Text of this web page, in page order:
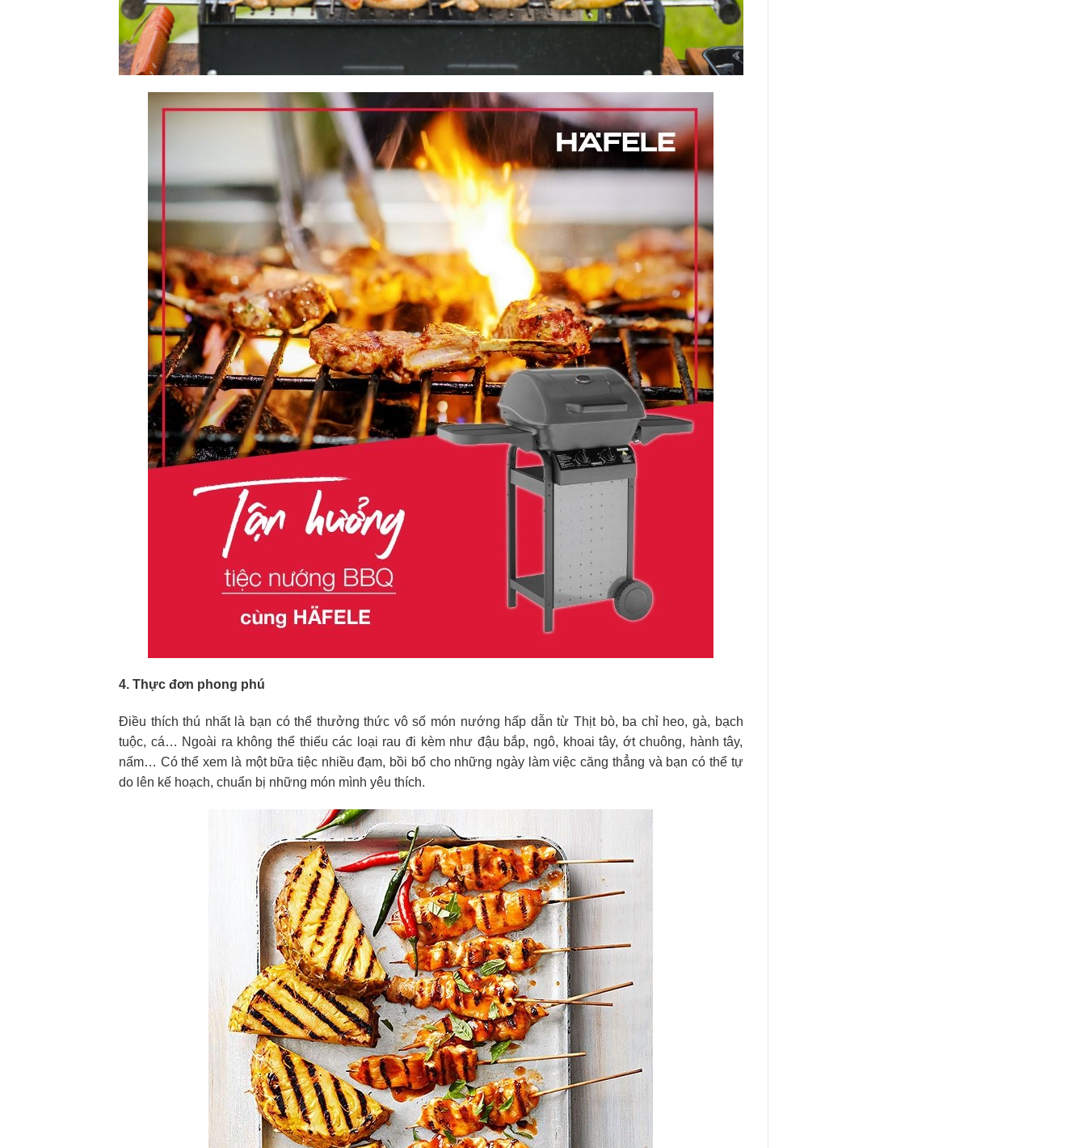
4. Thực đơn phong phú
Điều thích thú nhất là bạn có thể thưởng thức vô số món nướng hấp dẫn từ Thịt bò, ba chỉ heo, gà, bạch
tuộc, cá… Ngoài ra không thể thiếu các loại rau đi kèm như đậu bắp, ngô, khoai tây, ớt chuông, hành tây,
nấm… Có thể xem là một bữa tiệc nhiều đạm, bồi bổ cho những ngày làm việc căng thẳng và bạn có thể tự
do lên kế hoạch, chuẩn bị những món mình yêu thích.